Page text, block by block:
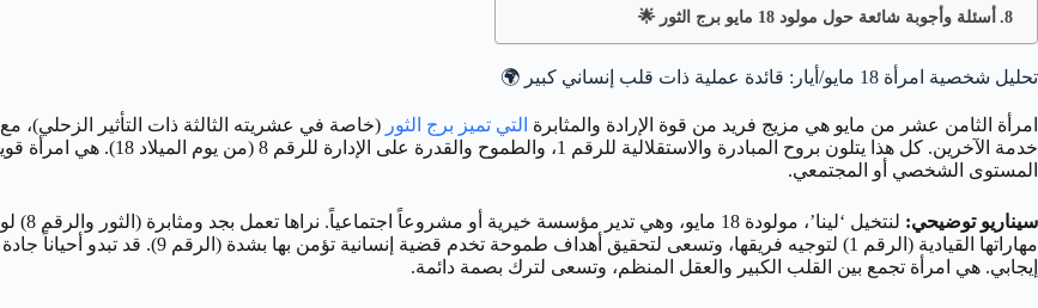
أسئلة وأجوبة شائعة حول مولود 18 مايو برج الثور 🌟
تحليل شخصية امرأة 18 مايو/أيار: قائدة عملية ذات قلب إنساني كبير 🌍
امرأة الثامن عشر من مايو هي مزيج فريد من قوة الإرادة والمثابرة التي تميز برج الثور
خدمة الآخرين. كل هذا يتلون بروح
المستوى الشخصي أو المجتمعي.
سيناريو توضيحي:
لنتخيل
مهاراتها القيادية (الرقم 1) لتوجيه
إيجابي. هي امرأة تجمع بين القلب الكبير والعقل المنظم، وتسعى لترك بصمة دائمة.